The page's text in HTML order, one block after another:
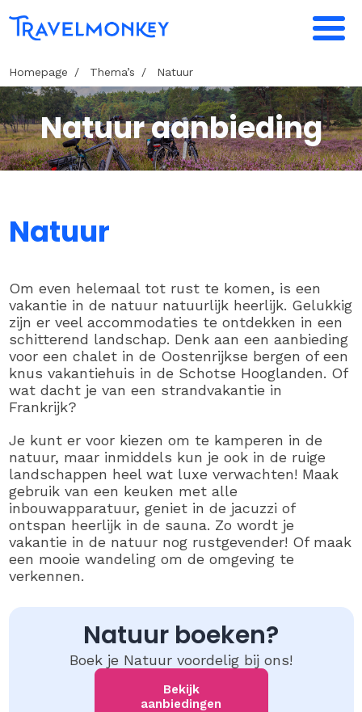
Homepage Thema’s Natuur
Natuur aanbieding
Natuur
Om even helemaal tot rust te komen, is een
vakantie in de natuur natuurlijk heerlijk. Gelukkig
zijn er veel accommodaties te ontdekken in een
schitterend landschap. Denk aan een aanbieding
voor een chalet in de Oostenrijkse bergen of een
knus vakantiehuis in de Schotse Hooglanden. Of
wat dacht je van een strandvakantie in
Frankrijk?
Je kunt er voor kiezen om te kamperen in de
natuur, maar inmiddels kun je ook in de ruige
landschappen heel wat luxe verwachten! Maak
gebruik van een keuken met alle
inbouwapparatuur, geniet in de jacuzzi of
ontspan heerlijk in de sauna. Zo wordt je
vakantie in de natuur nog rustgevender! Of maak
een mooie wandeling om de omgeving te
verkennen.
Natuur boeken?
Boek je Natuur voordelig bij ons!
Bekijk
aanbiedingen